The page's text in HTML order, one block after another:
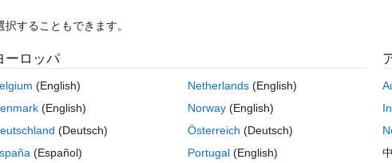
0 投票
することもできます。
ーロッパ
(English)
(English)
(Deutsch)
(Español)
Netherlands(English)
Norway(English)
Österreich (Deutsch)
Portugal(English)